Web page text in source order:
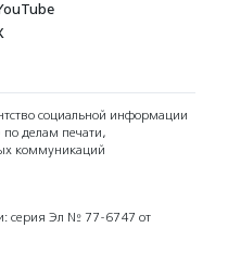
социальной информации
делам печати,
коммуникаций
серия Эл № 77-6747 от